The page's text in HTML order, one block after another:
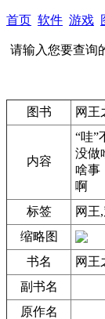
首页 软件 游戏
请输入您要查询
图书 网王
内容
“哇”
没做
啥事
啊
标签
网王
缩略图
书名
网王
副书名
原作名